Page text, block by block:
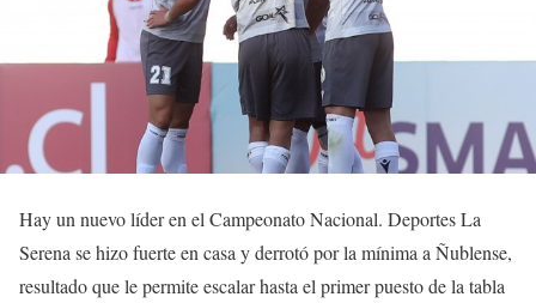
Hay un nuevo líder en el Campeonato Nacional. Deportes La
Serena se hizo fuerte en casa y derrotó por la mínima a Ñublense,
resultado que le permite escalar hasta el primer puesto de la tabla